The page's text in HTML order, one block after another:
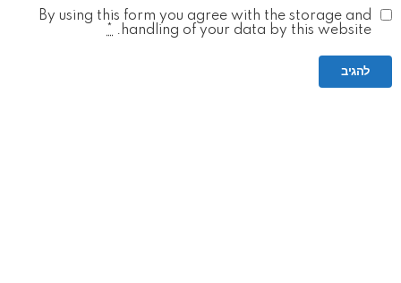
By using this form you agree with the storage and
handling of your data by this website.